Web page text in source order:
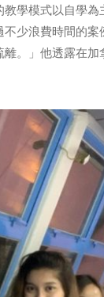
學模式以自學
少浪費時間的
。」他透露在